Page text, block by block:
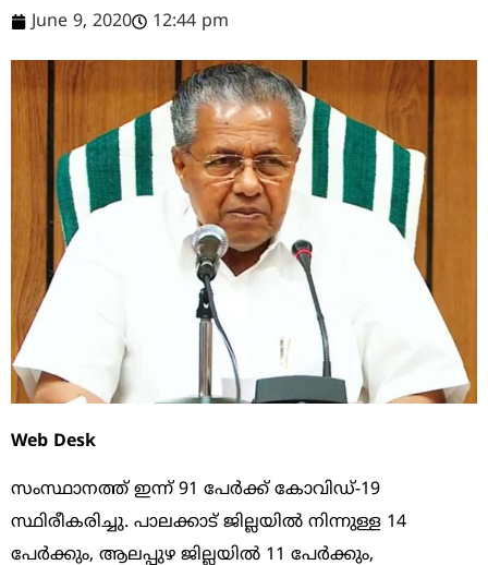
June 9, 2020 12:44 pm
Web Desk
സംസ്ഥാനത്ത് ഇന്ന് 91 പേര്‍ക്ക് കോവിഡ്-19
സ്ഥിരീകരിച്ചു. പാലക്കാട് ജില്ലയില്‍ നിന്നുള്ള 14
പേര്‍ക്കും, ആലപ്പുഴ ജില്ലയില്‍ 11 പേര്‍ക്കും,